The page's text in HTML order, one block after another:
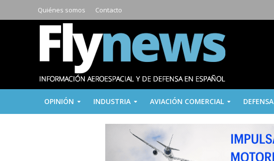
Quiénes somos Contacto
OPINIÓN INDUSTRIA AVIACIÓN COMERCIAL DEFENSA